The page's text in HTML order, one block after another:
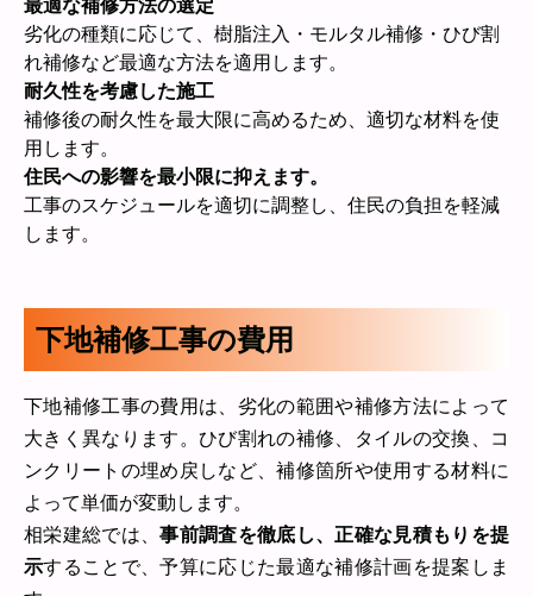
最適な補修方法の選定
劣化の種類に応じて、樹脂注入・モルタル補修・ひび割
れ補修など最適な方法を適用します。
耐久性を考慮した施工
補修後の耐久性を最大限に高めるため、適切な材料を使
用します。
住民への影響を最小限に抑えます。
工事のスケジュールを適切に調整し、住民の負担を軽減
します。
下地補修工事の費用
下地補修工事の費用は、劣化の範囲や補修方法によって
大きく異なります。ひび割れの補修、タイルの交換、コ
ンクリートの埋め戻しなど、補修箇所や使用する材料に
よって単価が変動します。
相栄建総では、事前調査を徹底し、正確な見積もりを提
示することで、予算に応じた最適な補修計画を提案しま